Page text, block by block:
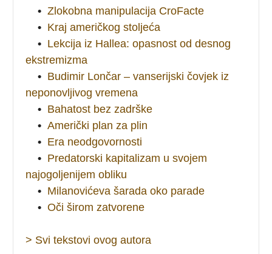
• Zlokobna manipulacija CroFacte
• Kraj američkog stoljeća
• Lekcija iz Hallea: opasnost od desnog
ekstremizma
• Budimir Lončar – vanserijski čovjek iz
neponovljivog vremena
• Bahatost bez zadrške
• Američki plan za plin
• Era neodgovornosti
• Predatorski kapitalizam u svojem
najogoljenijem obliku
• Milanovićeva šarada oko parade
• Oči širom zatvorene
> Svi tekstovi ovog autora